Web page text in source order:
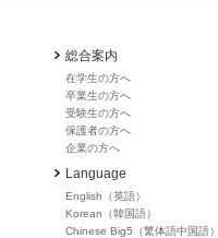
総合案内
在学生の方へ
卒業生の方へ
受験生の方へ
保護者の方へ
企業の方へ
Language
English（英語）
Korean（韓国語）
Chinese Big5（繁体語中国語）